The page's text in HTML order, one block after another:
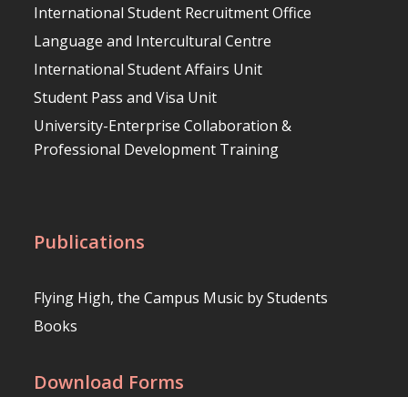
International Student Recruitment Office
Language and Intercultural Centre
International Student Affairs Unit
Student Pass and Visa Unit
University-Enterprise Collaboration &
Professional Development Training
Publications
Flying High, the Campus Music by Students
Books
Download Forms